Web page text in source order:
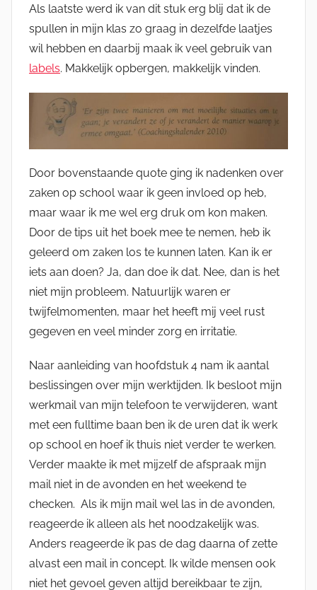
Als laatste werd ik van dit stuk erg blij dat ik de
spullen in mijn klas zo graag in dezelfde laatjes
wil hebben en daarbij maak ik veel gebruik van
labels. Makkelijk opbergen, makkelijk vinden.
Door bovenstaande quote ging ik nadenken over
zaken op school waar ik geen invloed op heb,
maar waar ik me wel erg druk om kon maken.
Door de tips uit het boek mee te nemen, heb ik
geleerd om zaken los te kunnen laten. Kan ik er
iets aan doen? Ja, dan doe ik dat. Nee, dan is het
niet mijn probleem. Natuurlijk waren er
twijfelmomenten, maar het heeft mij veel rust
gegeven en veel minder zorg en irritatie.
Naar aanleiding van hoofdstuk 4 nam ik aantal
beslissingen over mijn werktijden. Ik besloot mijn
werkmail van mijn telefoon te verwijderen, want
met een fulltime baan ben ik de uren dat ik werk
op school en hoef ik thuis niet verder te werken.
Verder maakte ik met mijzelf de afspraak mijn
mail niet in de avonden en het weekend te
checken. Als ik mijn mail wel las in de avonden,
reageerde ik alleen als het noodzakelijk was.
Anders reageerde ik pas de dag daarna of zette
alvast een mail in concept. Ik wilde mensen ook
niet het gevoel geven altijd bereikbaar te zijn,